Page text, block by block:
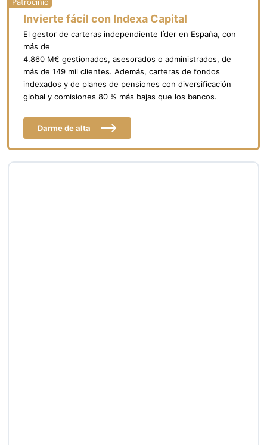
Invierte fácil con Indexa Capital
El gestor de carteras independiente líder en España, con
más de
4.860 M€ gestionados, asesorados o administrados, de
más de 149 mil clientes. Además, carteras de fondos
indexados y de planes de pensiones con diversificación
global y comisiones 80 % más bajas que los bancos.
Darme de alta